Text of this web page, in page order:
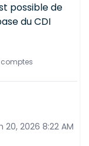
possible de
du CDI
20, 2026 8:22 AM